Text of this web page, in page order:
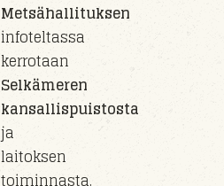
Metsähallituksen
infoteltassa
kerrotaan
Selkämeren
kansallispuistosta
ja
laitoksen
toiminnasta.